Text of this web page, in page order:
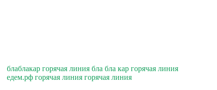
блаблакар горячая линия бла бла кар горячая линия
едем.рф горячая линия горячая линия